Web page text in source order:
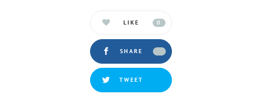
LIKE 0
SHARE
TWEET